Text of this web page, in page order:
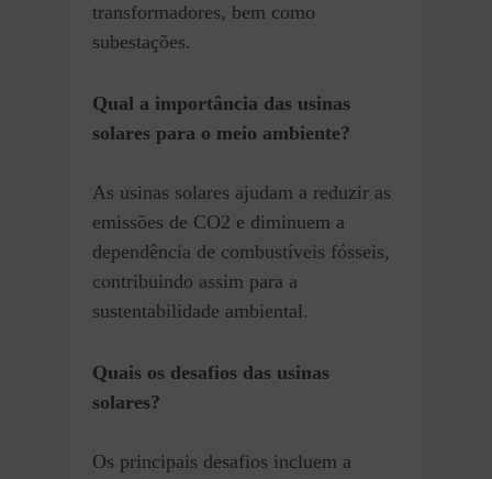
transformadores, bem como
subestações.
Qual a importância das usinas
solares para o meio ambiente?
As usinas solares ajudam a reduzir as
emissões de CO2 e diminuem a
dependência de combustíveis fósseis,
contribuindo assim para a
sustentabilidade ambiental.
Quais os desafios das usinas
solares?
Os principais desafios incluem a